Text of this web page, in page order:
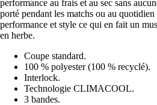
performance au frais et au sec sans
porté pendant les matchs ou au
performance et style ce qui en fait un
en herbe.
Coupe standard.
100 % polyester (100 % recyclé).
Interlock.
Technologie CLIMACOOL.
3 bandes.